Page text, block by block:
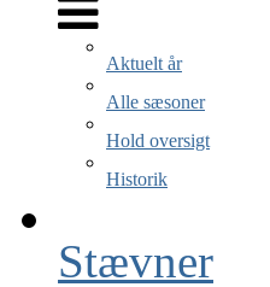
Aktuelt år
Alle sæsoner
Hold oversigt
Historik
Stævner